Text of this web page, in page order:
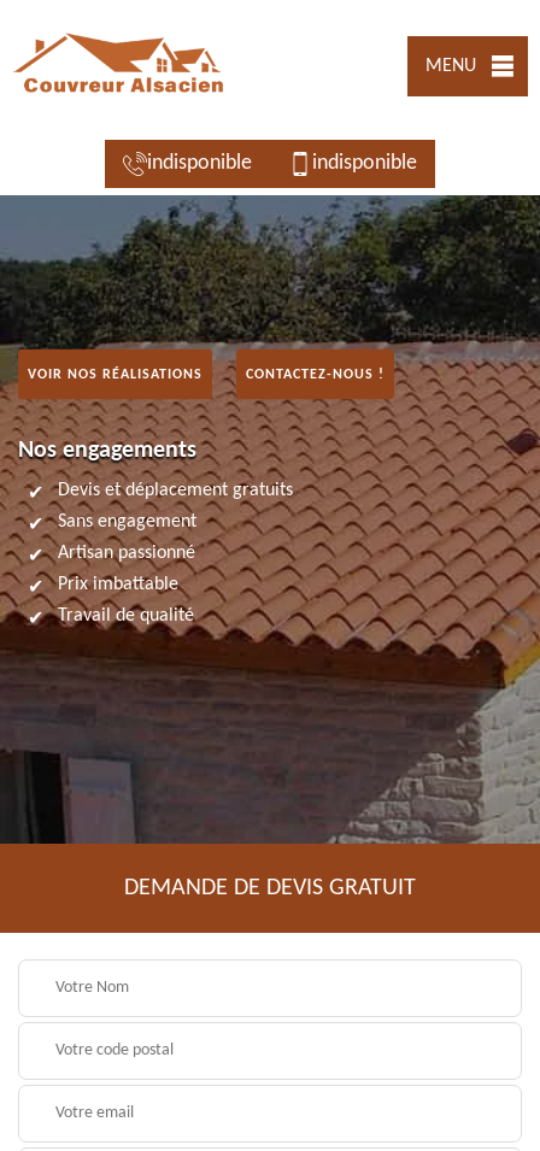
MENU
indisponible indisponible
VOIR NOS RÉALISATIONS CONTACTEZ-NOUS !
Nos engagements
Devis et déplacement gratuits
Sans engagement
Artisan passionné
Prix imbattable
Travail de qualité
DEMANDE DE DEVIS GRATUIT